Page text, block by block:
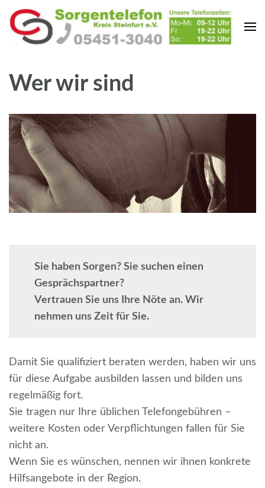
Zum
Inhalt
springen
drücken)
Wer wir sind
Sie haben Sorgen? Sie suchen einen
Gesprächspartner?
Vertrauen Sie uns Ihre Nöte an. Wir
nehmen uns Zeit für Sie.
Damit Sie qualifiziert beraten werden, haben wir uns
für diese Aufgabe ausbilden lassen und bilden uns
regelmäßig fort.
Sie tragen nur Ihre üblichen Telefongebühren –
weitere Kosten oder Verpflichtungen fallen für Sie
nicht an.
Wenn Sie es wünschen, nennen wir ihnen konkrete
Hilfsangebote in der Region.